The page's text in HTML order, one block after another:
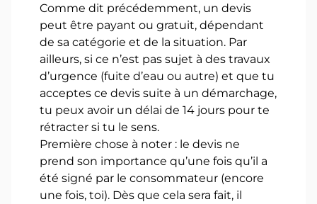
Comme dit précédemment, un devis
peut être payant ou gratuit, dépendant
de sa catégorie et de la situation. Par
ailleurs, si ce n’est pas sujet à des travaux
d’urgence (fuite d’eau ou autre) et que tu
acceptes ce devis suite à un démarchage,
tu peux avoir un délai de 14 jours pour te
rétracter si tu le sens.
Première chose à noter : le devis ne
prend son importance qu’une fois qu’il a
été signé par le consommateur (encore
une fois, toi). Dès que cela sera fait, il